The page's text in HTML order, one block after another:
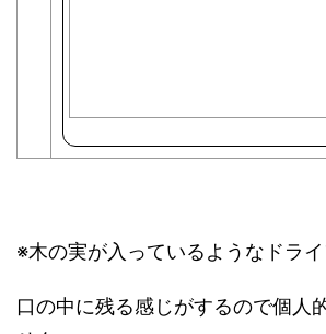
※木の実が入っているようなドラ
口の中に残る感じがするので個人